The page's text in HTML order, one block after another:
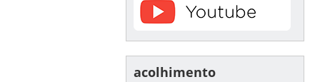
acolhimento